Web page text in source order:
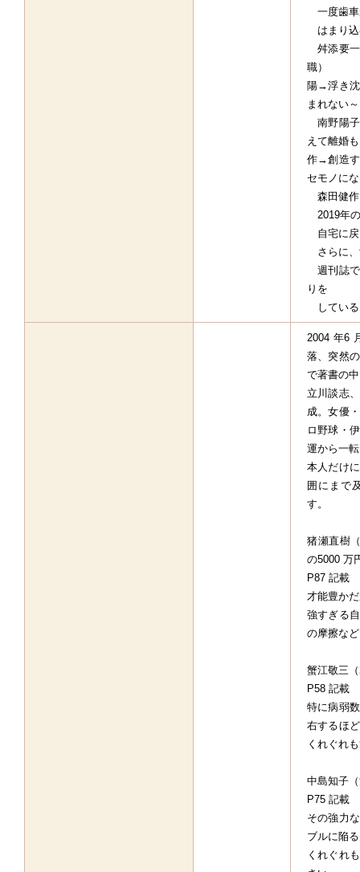
一度歯車
はまり込
舛添要一
職）
陽→浮き沈
まれない～
南野陽子
えて離婚
作→創造す
セモノに
森田健作
2019年
自宅に戻
さらに、
週刊誌で
りを
している
2004 年6
落、突然
で著書の
立川談志
成。女優
ロ野球・
運から一
本人だけ
囲にまで
す。
猪瀬直樹
の5000 万
P87 記載
才能豊か
強すぎる
の摩擦な
蟹江敬三
P58 記載
特に病弱
右するほ
くれぐれ
中島知子
P75 記載
その強力
ブルに陥
くれぐれ